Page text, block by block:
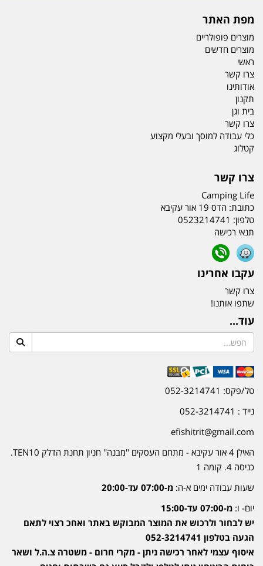
מפת האתר
מוצרים פופולריים
מוצרים חדשים
ראשי
צרו קשר
אודותינו
תקנון
בית וגן
צרו קשר
כלי עבודה למוסך ובעלי מקצוע
קטלוג
צרו קשר
Camping Life
כתובת: הדס 19 אור עקיבא
טלפון: 0523214741
תנאי רכישה
עקבו אחרינו
צרו קשר
שתפו אותנו!
עוד...
טל/פקס: 052-3214741
נייד : 052-3214741
efishitrit@gmail.com
האילן 4 אור עקיבא - מתחם העסקים ''מבנה'' חניון תחנת הדלק TEN10.
כניסה 4. קומה 1
שעות עבודה ימים א-ה: מ-07:00 עד-20:00
יום- ו: מ-07:00 עד-15:00
יש לבחור ולרכוש את המוצר המבוקש באתר ואחכ רצוי לתאם
הגעה בטלפון 052-3214741
איסוף עצמי לאחר רכישה ניתן - מקרי חרום - משטרה צ.ה.ל ושאר